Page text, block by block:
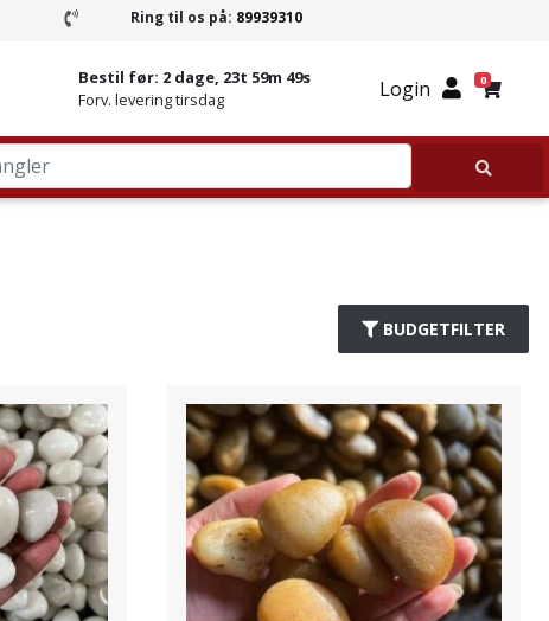
BUDGETFILTER
Ring til Granitbutikken 89939310
Ring til os på: 89939310
Bestil før: 2 dage, 23t 59m 48s
Forv. levering tirsdag
Login 0